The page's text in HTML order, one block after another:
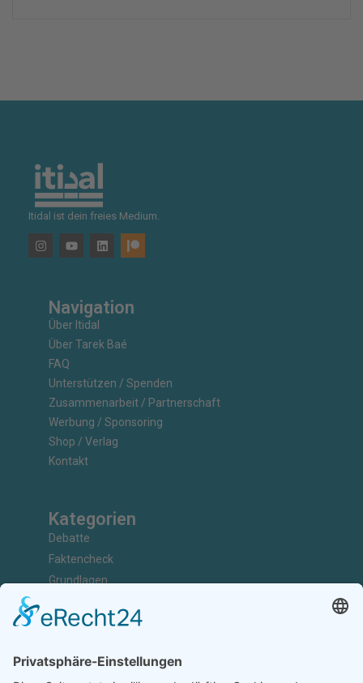
Itidal ist dein freies Medium.
Navigation
Über Itidal
Über Tarek Baé
FAQ
Unterstützen / Spenden
Zusammenarbeit / Partnerschaft
Werbung / Sponsoring
Shop / Verlag
Kontakt
Kategorien
Debatte
Faktencheck
Grundlagen
Kunst & Kultur
Investigativ